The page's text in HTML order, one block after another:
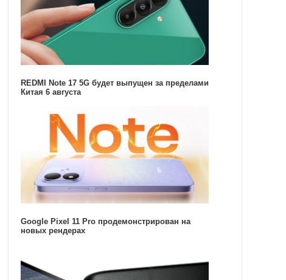
REDMI Note 17 5G будет выпущен за пределами
Китая 6 августа
Google Pixel 11 Pro продемонстрирован на
новых рендерах